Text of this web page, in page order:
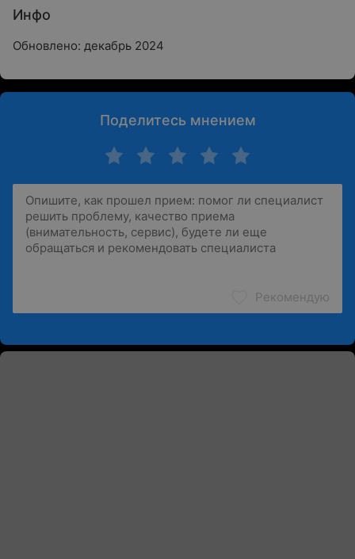
Инфо
Обновлено: декабрь 2024
Поделитесь мнением
Рекомендую